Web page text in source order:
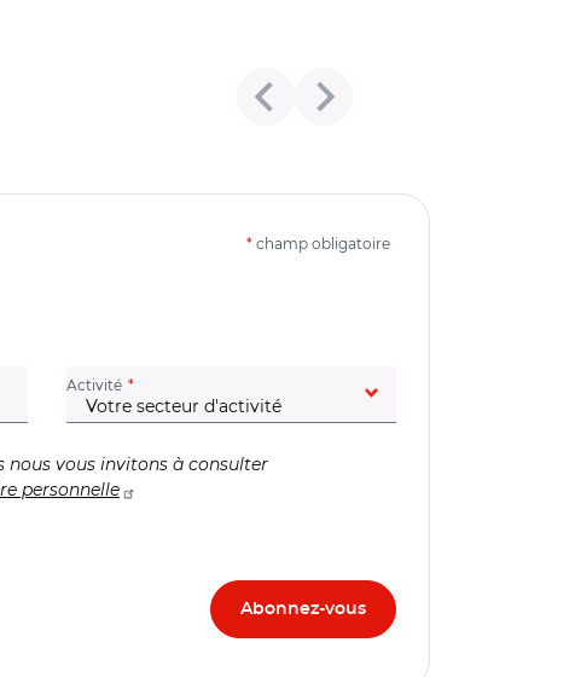
* champ obligatoire
Activité (champ obligatoire)
nous vous invitons à consulter
personnelle